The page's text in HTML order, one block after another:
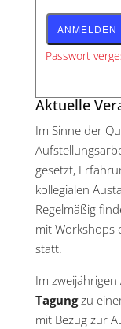
Passwort
Aktuelle
Im Sinne der
gesetzt,
kollegialen
Regelmäßig
mit Workshops
statt.
Im
Tagungzu
mit Bezug zur